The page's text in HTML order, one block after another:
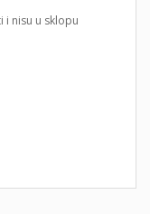
i nisu u sklopu